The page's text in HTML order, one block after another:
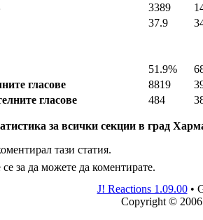
3389
37.9
51.9%
гласове
8819
гласове
484
за всички секции в град
тази статия.
за да можете да коментирате.
J! Reactions 1.09.00•
Copyright ©